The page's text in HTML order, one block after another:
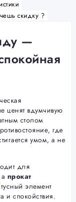
скидку ?
—
ценят вдумчивую
столом
где
умом, а не
для
прокат
элемент
и спокойствия.